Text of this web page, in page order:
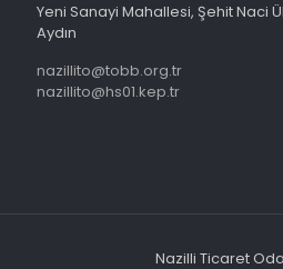
Yeni Sanayi Mahallesi, Şehit Naci
Aydın
nazillito@tobb.org.tr
nazillito@hs01.kep.tr
Nazilli Ticaret